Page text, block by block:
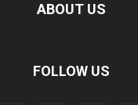
ABOUT US
FOLLOW US